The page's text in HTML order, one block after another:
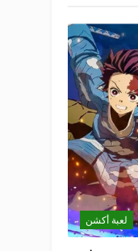
لعبة أكشن